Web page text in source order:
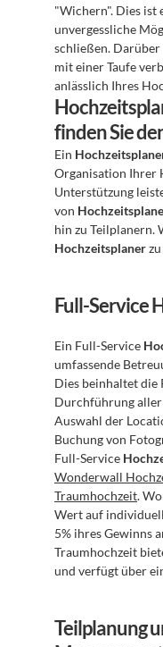
"Wichern". Dies ist
unvergessliche
schließen. Darüber
mit einer Taufe
anlässlich Ihres
finden Sie
Ein
Organisation Ihrer
Unterstützung
von
Hochzeitsplaner
Full-Service
Ein Full-Service
umfassende
Dies beinhaltet die
Durchführung
Auswahl der
Buchung von
Full-Service
Wonderwall
Traumhochzeit.
Wert auf
5% ihres Gewinns
Traumhochzeit
und verfügt über
Teilplanung